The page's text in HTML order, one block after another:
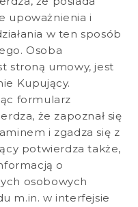
upoważnienia i
w ten sposób
Osoba
stroną umowy, jest
Kupujący.
formularz
że ​​zapoznał się
i zgadza się z
potwierdza także,
o
osobowych
m.in. w interfejsie